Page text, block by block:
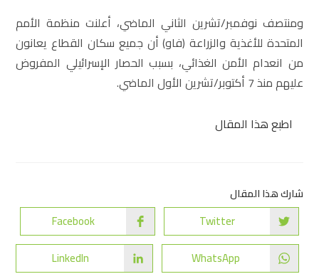
ومنتصف نوفمبر/تشرين الثاني الماضي، أعلنت منظمة الأمم
المتحدة للأغذية والزراعة (فاو) أن جميع سكان القطاع يعانون
من انعدام الأمن الغذائي، بسبب الحصار الإسرائيلي المفروض
عليهم منذ 7 أكتوبر/تشرين الأول الماضي.
اطبع هذا المقال
شارك هذا المقال
Twitter
Facebook
WhatsApp
LinkedIn